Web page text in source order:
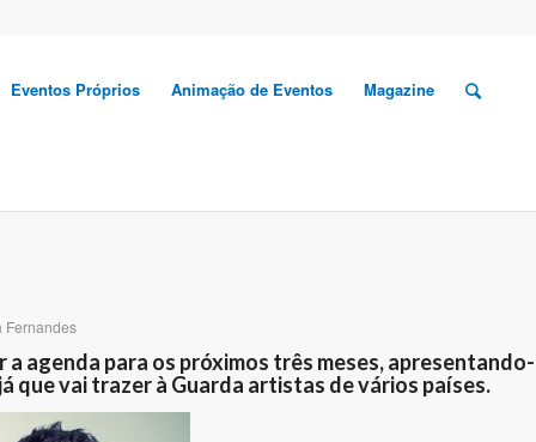
Eventos Próprios Animação de Eventos Magazine
Fernandes
agenda para os próximos três meses, apresentando-
que vai trazer à Guarda artistas de vários países.